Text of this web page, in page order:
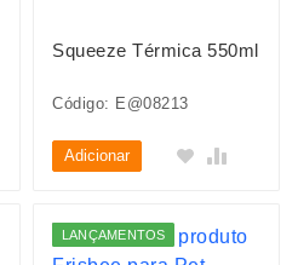
Squeeze Térmica 550ml
Código: E@08213
Adicionar
LANÇAMENTOS